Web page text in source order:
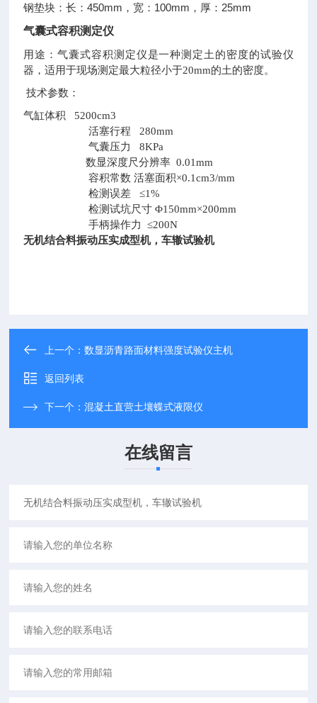
钢垫块：长：450mm ，宽： 100mm ，厚： 25mm
气囊式容积测定仪
用途：气囊式容积测定仪是一种测定土的密度的试验仪
器，适用于现场测定最大粒径小于20mm的土的密度。
技术参数：
气缸体积 5200cm3
活塞行程 280mm
气囊压力 8KPa
数显深度尺分辨率 0.01mm
容积常数 活塞面积×0.1cm3/mm
检测误差 ≤1%
检测试坑尺寸 Φ150mm×200mm
手柄操作力 ≤200N
无机结合料振动压实成型机，车辙试验机
上一个：数显沥青路面材料强度试验仪主机
返回列表
下一个：混凝土直营土壤蝶式液限仪
在线留言